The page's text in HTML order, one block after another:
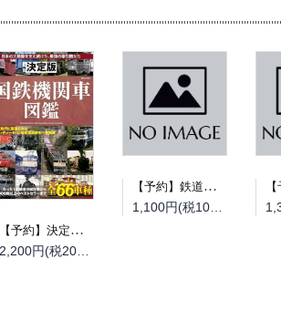
【予約】決定版 国鉄機関車図鑑（08/18頃発送予定）
【予約】鉄道模型趣味2026年9月号（08/20頃発送予定）